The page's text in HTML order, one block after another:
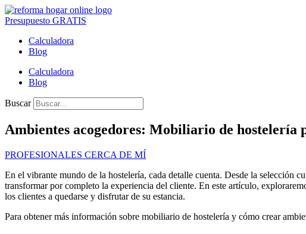
Presupuesto GRATIS
Calculadora
Blog
Calculadora
Blog
Buscar
Ambientes acogedores: Mobiliario de hostelería
PROFESIONALES CERCA DE MÍ
En el vibrante mundo de la hostelería, cada detalle cuenta. Desde la selección
transformar por completo la experiencia del cliente. En este artículo,
los clientes a quedarse y disfrutar de su estancia.
Para obtener más información sobre mobiliario de hostelería y cómo crear